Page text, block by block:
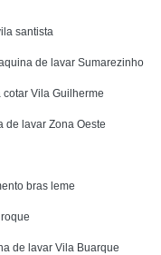
santista
de lavar Sumarezinho
Vila Guilherme
de lavar Zona Oeste
bras leme
de lavar Vila Buarque